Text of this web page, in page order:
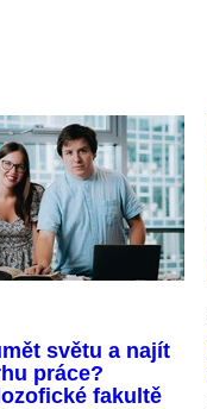
světu a najít
práce?
fakultě